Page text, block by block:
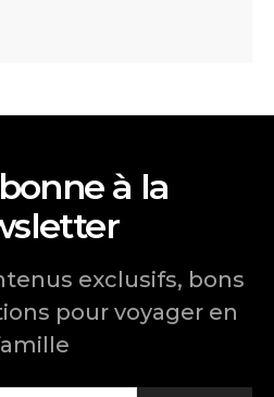
à la
exclusifs, bons
pour voyager en